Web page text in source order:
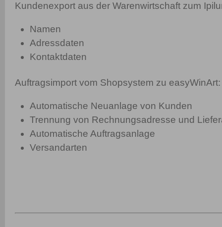
Kundenexport aus der Warenwirtschaft zum
Namen
Adressdaten
Kontaktdaten
Auftragsimport vom Shopsystem zu easyWinArt:
Automatische Neuanlage von Kunden
Trennung von Rechnungsadresse und
Automatische Auftragsanlage
Versandarten